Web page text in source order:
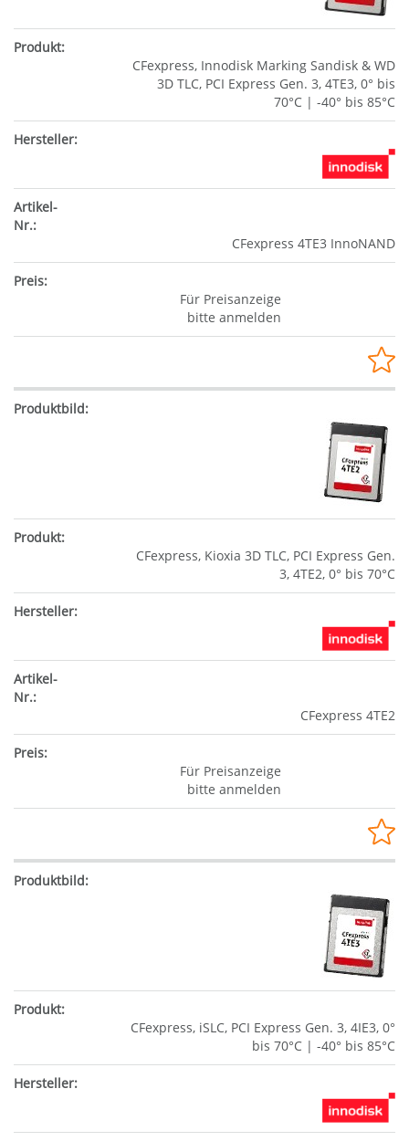
CFexpress, Innodisk Marking Sandisk & WD
3D TLC, PCI Express Gen. 3, 4TE3, 0° bis
70°C | -40° bis 85°C
CFexpress 4TE3 InnoNAND
Für Preisanzeige
bitte anmelden
CFexpress, Kioxia 3D TLC, PCI Express Gen.
3, 4TE2, 0° bis 70°C
CFexpress 4TE2
Für Preisanzeige
bitte anmelden
CFexpress, iSLC, PCI Express Gen. 3, 4IE3, 0°
bis 70°C | -40° bis 85°C